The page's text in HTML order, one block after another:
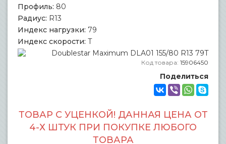
Профиль: 80
Радиус: R13
Индекс нагрузки: 79
Индекс скорости: T
Код товара: 15906450
Поделиться
ТОВАР С УЦЕНКОЙ! ДАННАЯ ЦЕНА ОТ
4-Х ШТУК ПРИ ПОКУПКЕ ЛЮБОГО
ТОВАРА